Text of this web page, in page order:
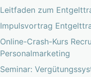
Leitfaden zum
Impulsvortrag
Online-Crash-Kurs
Personalmarketing
Seminar: